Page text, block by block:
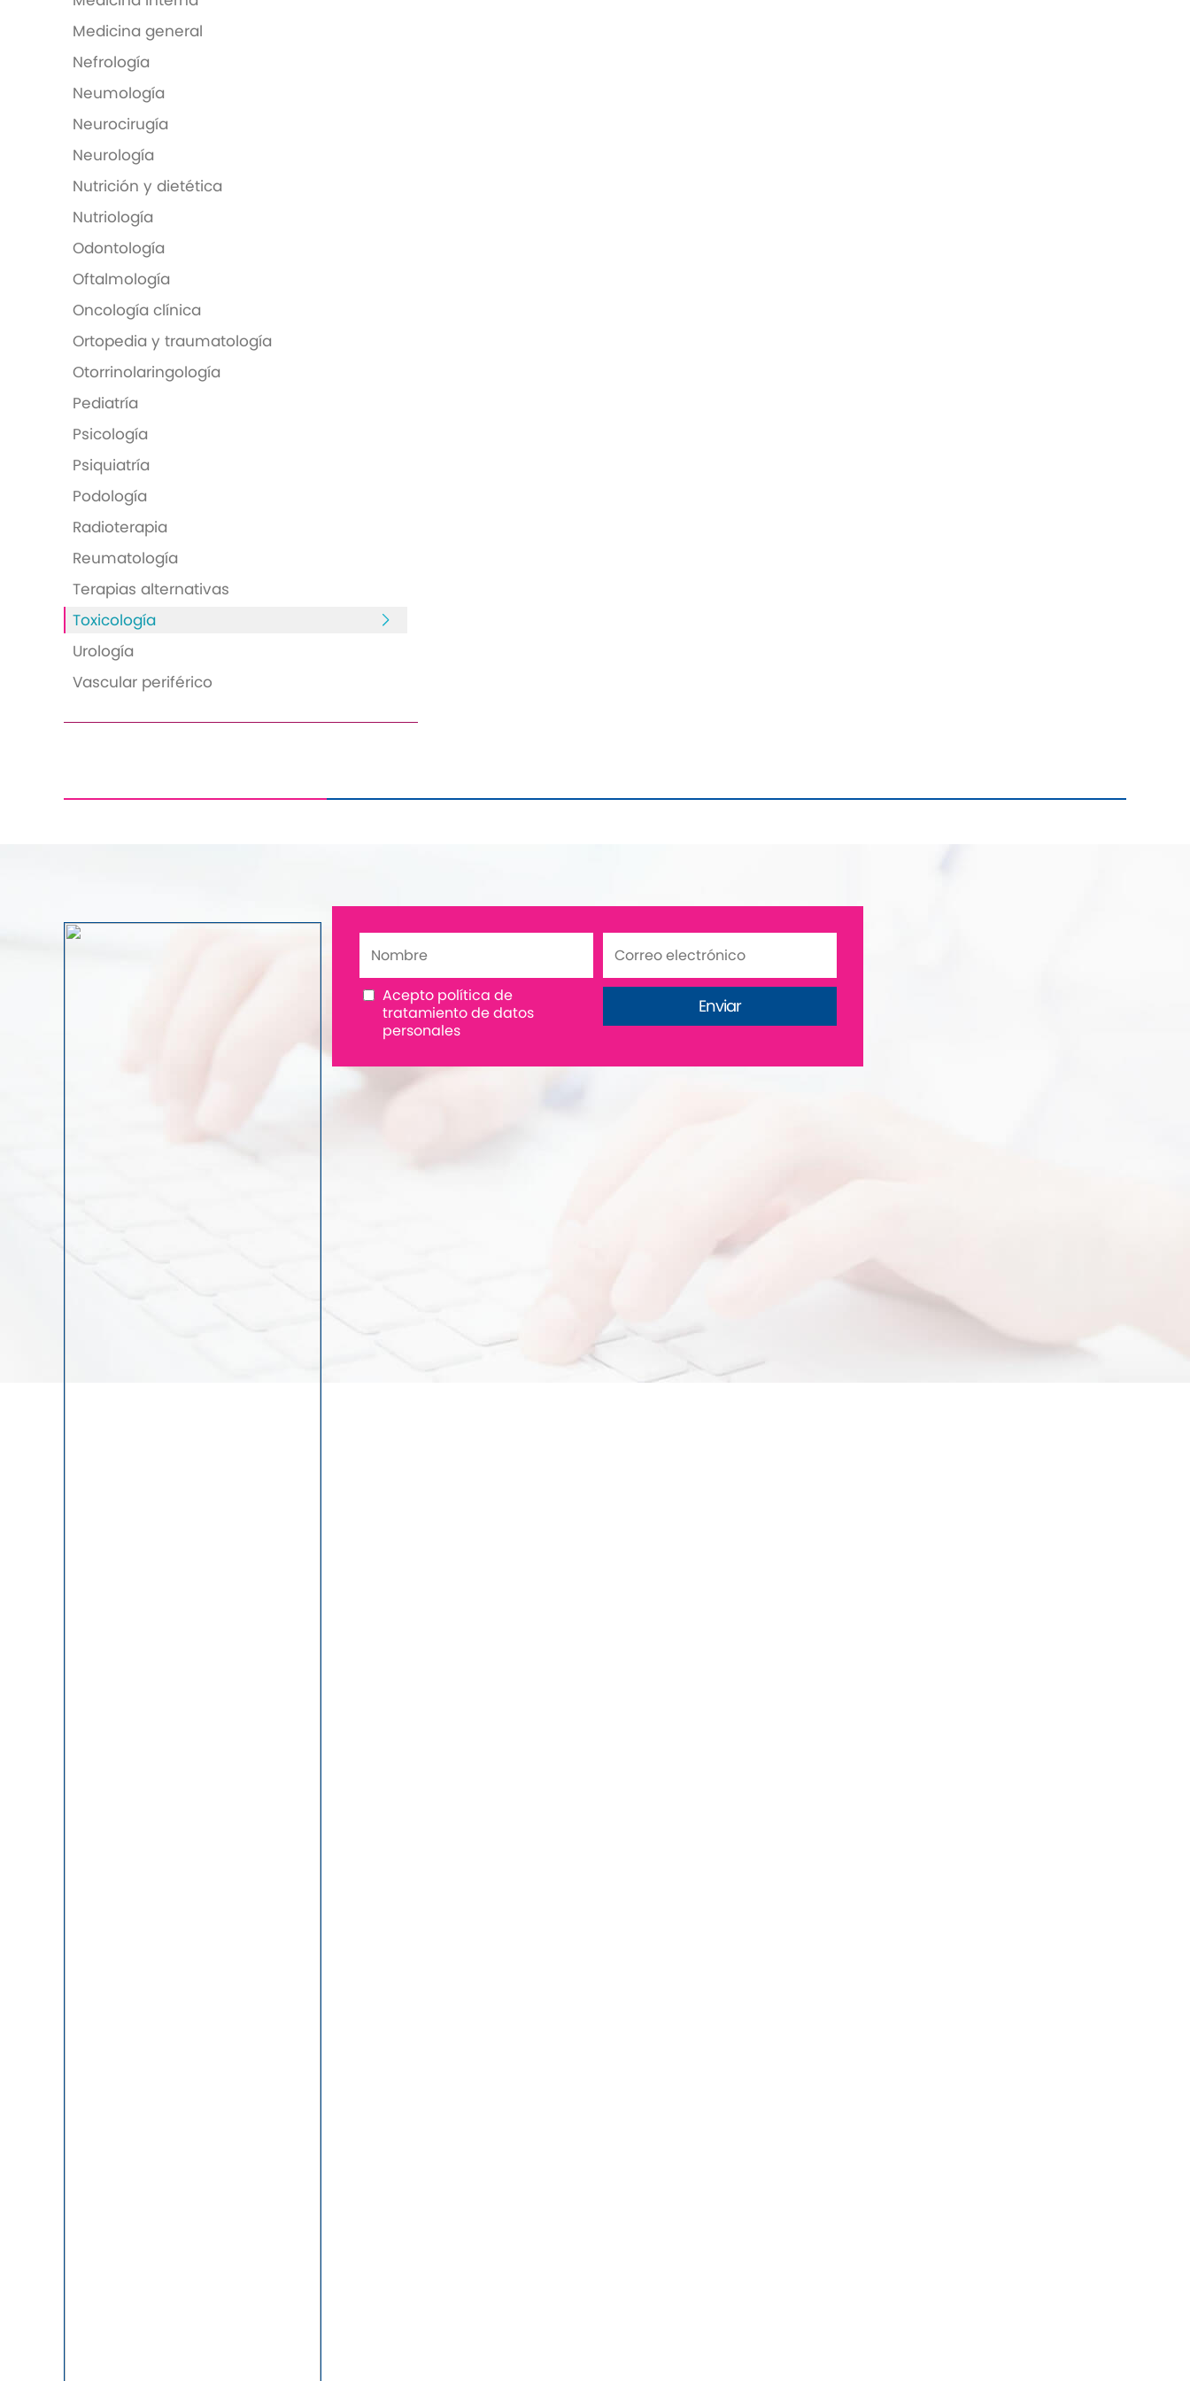
Medicina general
Nefrología
Neumología
Neurocirugía
Neurología
Nutrición y dietética
Nutriología
Odontología
Oftalmología
Oncología clínica
Ortopedia y traumatología
Otorrinolaringología
Pediatría
Psicología
Psiquiatría
Podología
Radioterapia
Reumatología
Terapias alternativas
Toxicología
Urología
Vascular periférico
Acepto política de
tratamiento de datos
personales